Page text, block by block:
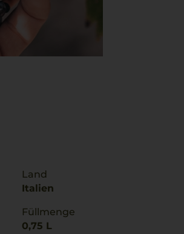
Land
Italien
Füllmenge
0,75 L